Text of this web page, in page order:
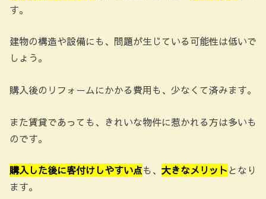
す。
建物の構造や設備にも、問題が生じている可能性は低いで
しょう。
購入後のリフォームにかかる費用も、少なくて済みます。
また賃貸であっても、きれいな物件に惹かれる方は多いも
のです。
購入した後に客付けしやすい点も、 大きなメリットとなり
ます。